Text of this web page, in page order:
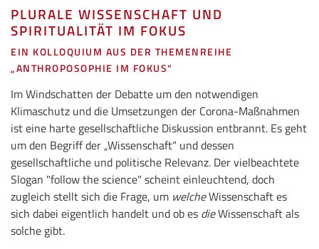
PLURALE WISSENSCHAFT UND
SPIRITUALITÄT IM FOKUS
EIN KOLLOQUIUM AUS DER THEMENREIHE
„ANTHROPOSOPHIE IM FOKUS“
Im Windschatten der Debatte um den notwendigen
Klimaschutz und die Umsetzungen der Corona-Maßnahmen
ist eine harte gesellschaftliche Diskussion entbrannt. Es geht
um den Begriff der „Wissenschaft“ und dessen
gesellschaftliche und politische Relevanz. Der vielbeachtete
Slogan "follow the science" scheint einleuchtend, doch
zugleich stellt sich die Frage, um welcheWissenschaft es
sich dabei eigentlich handelt und ob es dieWissenschaft als
solche gibt.